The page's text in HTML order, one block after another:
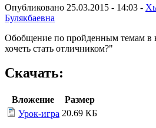
Опубликовано 25.03.2015 - 14:03 -
Булякбаевна
Обобщение по пройденным темам в
хочеть стать отличником?"
Скачать:
Вложение
Размер
Урок-игра 20.69 КБ